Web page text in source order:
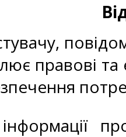
правові та